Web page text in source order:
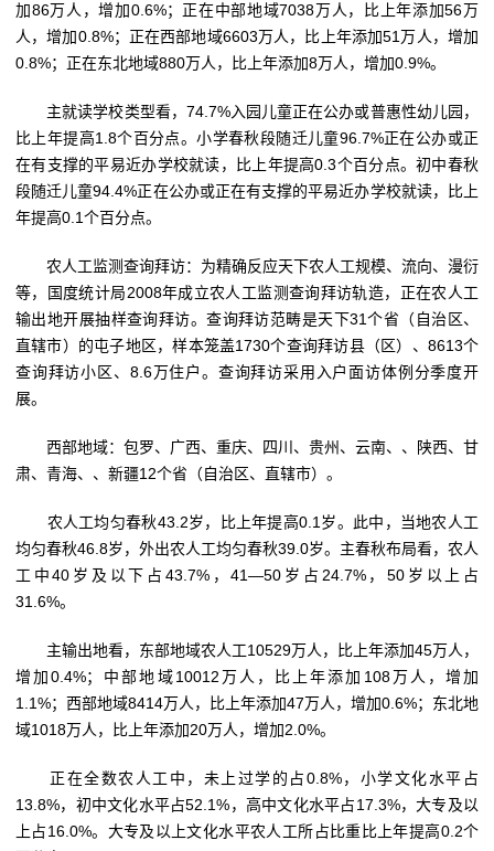
加86万人，增加0.6%；正在中部地域7038万人，比上年添加56万
人，增加0.8%；正在西部地域6603万人，比上年添加51万人，增加
0.8%；正在东北地域880万人，比上年添加8万人，增加0.9%。
主就读学校类型看，74.7%入园儿童正在公办或普惠性幼儿园，
比上年提高1.8个百分点。小学春秋段随迁儿童96.7%正在公办或正
在有支撑的平易近办学校就读，比上年提高0.3个百分点。初中春秋
段随迁儿童94.4%正在公办或正在有支撑的平易近办学校就读，比上
年提高0.1个百分点。
农人工监测查询拜访：为精确反应天下农人工规模、流向、漫衍
等，国度统计局2008年成立农人工监测查询拜访轨造，正在农人工
输出地开展抽样查询拜访。查询拜访范畴是天下31个省（自治区、
直辖市）的屯子地区，样本笼盖1730个查询拜访县（区）、8613个
查询拜访小区、8.6万住户。查询拜访采用入户面访体例分季度开
展。
西部地域：包罗、广西、重庆、四川、贵州、云南、、陕西、甘
肃、青海、、新疆12个省（自治区、直辖市）。
农人工均匀春秋43.2岁，比上年提高0.1岁。此中，当地农人工
均匀春秋46.8岁，外出农人工均匀春秋39.0岁。主春秋布局看，农人
工中40岁及以下占43.7%，41—50岁占24.7%，50岁以上占
31.6%。
主输出地看，东部地域农人工10529万人，比上年添加45万人，
增加0.4%；中部地域10012万人，比上年添加108万人，增加
1.1%；西部地域8414万人，比上年添加47万人，增加0.6%；东北地
域1018万人，比上年添加20万人，增加2.0%。
正在全数农人工中，未上过学的占0.8%，小学文化水平占
13.8%，初中文化水平占52.1%，高中文化水平占17.3%，大专及以
上占16.0%。大专及以上文化水平农人工所占比重比上年提高0.2个